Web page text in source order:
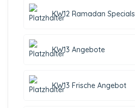
KW12 Ramadan Specials
KW13 Angebote
KW13 Frische Angebot